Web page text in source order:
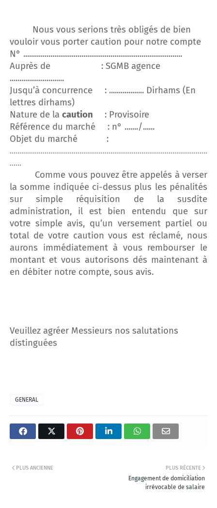
Nous vous serions très obligés de bien
vouloir vous porter caution pour notre compte
N° ..................................................................................
Auprès de
: SGMB agence
............................
Jusqu’à concurrence
: .................. Dirhams (En
lettres dirhams)
Nature de la caution
: Provisoire
Référence du marché
: n° ......./......
Objet du marché
:
......................................................................................................
......
Comme vous pouvez être appelés à verser
la somme indiquée ci-dessus plus les pénalités
sur simple réquisition de la susdite
administration, il est bien entendu que sur
votre simple avis, qu’un versement partiel ou
total de votre caution vous est réclamé, nous
aurons immédiatement à vous rembourser le
montant et vous autorisons dés maintenant à
en débiter notre compte, sous avis.
Veuillez agréer Messieurs nos salutations
distinguées
GENERAL
PLUS RÉCENTE
Engagement de domiciliation
irrévocable de salaire
PLUS ANCIENNE